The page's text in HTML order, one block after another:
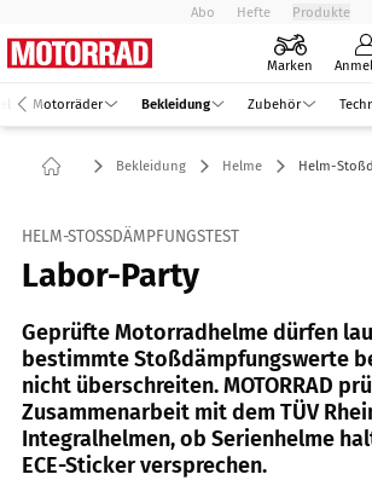
Abo Hefte Produkte
Marken
Motorräder Bekleidung Zubehör
Bekleidung Helme Helm-
HELM-STOSSDÄMPFUNGSTEST
Labor-Party
Geprüfte Motorradhelme dürfen
bestimmte Stoßdämpfungswerte
nicht überschreiten. MOTORRAD
Zusammenarbeit mit dem TÜV
Integralhelmen, ob Serienhelme
ECE-Sticker versprechen.